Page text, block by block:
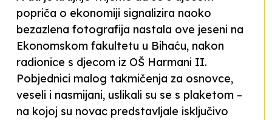
popriča o ekonomiji signalizira naoko
bezazlena fotografija nastala ove jeseni na
Ekonomskom fakultetu u Bihaću, nakon
radionice s djecom iz OŠ Harmani II.
Pobjednici malog takmičenja za osnovce,
veseli i nasmijani, uslikali su se s plaketom –
na kojoj su novac predstavljale isključivo